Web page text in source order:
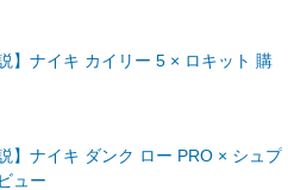
】ナイキ カイリー 5 × ロキット 購
】ナイキ ダンク ロー PRO × シュプ
ュー